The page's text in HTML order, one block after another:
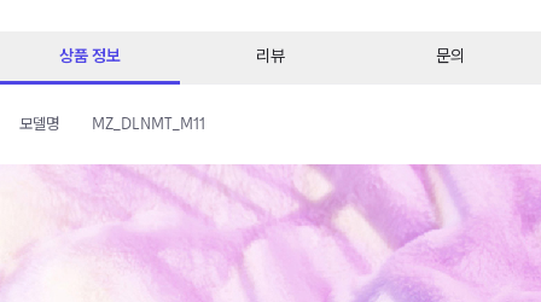
상품 정보 리뷰 문의
모델명 MZ_DLNMT_M11